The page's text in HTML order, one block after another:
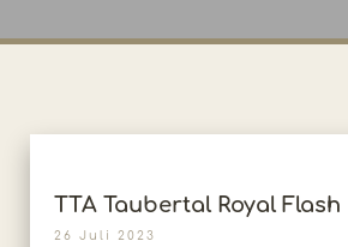
TTA Taubertal Royal Flash
26 Juli 2023